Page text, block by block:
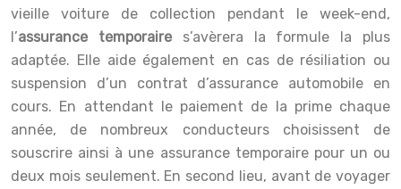
vieille voiture de collection pendant le week-end,
l’assurance temporaire s’avèrera la formule la plus
adaptée. Elle aide également en cas de résiliation ou
suspension d’un contrat d’assurance automobile en
cours. En attendant le paiement de la prime chaque
année, de nombreux conducteurs choisissent de
souscrire ainsi à une assurance temporaire pour un ou
deux mois seulement. En second lieu, avant de voyager